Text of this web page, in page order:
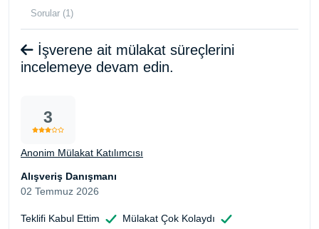
Sorular (1)
İşverene ait mülakat süreçlerini
incelemeye devam edin.
3
Anonim Mülakat Katılımcısı
Alışveriş Danışmanı
02 Temmuz 2026
Teklifi Kabul Ettim
Mülakat Çok Kolaydı